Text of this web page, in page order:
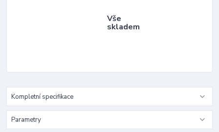
Vše
skladem
Kompletní specifikace
Parametry